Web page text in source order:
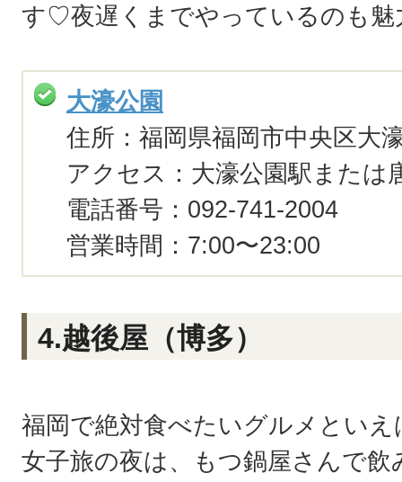
す♡夜遅くまでやっているのも魅
大濠公園
住所：福岡県福岡市中央区大
アクセス：大濠公園駅または
電話番号：092-741-2004
営業時間：7:00〜23:00
4.越後屋（博多）
福岡で絶対食べたいグルメといえ
女子旅の夜は、もつ鍋屋さんで